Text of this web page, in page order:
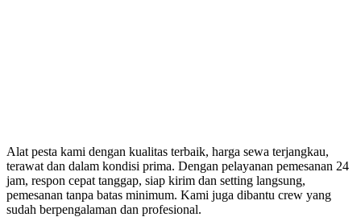
Alat pesta kami dengan kualitas terbaik, harga sewa terjangkau,
terawat dan dalam kondisi prima. Dengan pelayanan pemesanan 24
jam, respon cepat tanggap, siap kirim dan setting langsung,
pemesanan tanpa batas minimum. Kami juga dibantu crew yang
sudah berpengalaman dan profesional.